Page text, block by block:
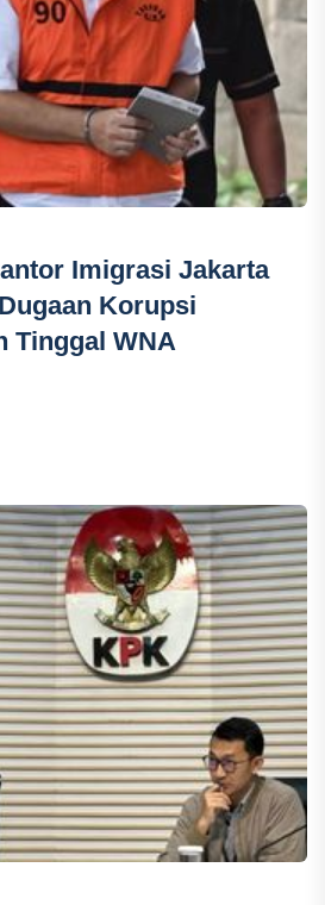
Imigrasi Jakarta
Korupsi
Tinggal WNA